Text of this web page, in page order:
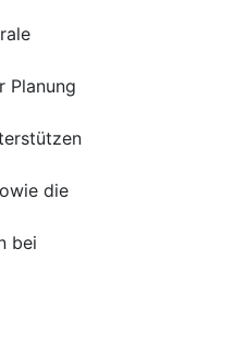
Planung
die
bei